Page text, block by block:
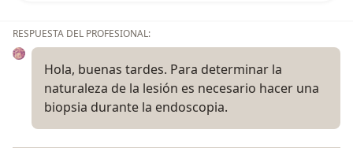
RESPUESTA DEL PROFESIONAL:
Hola, buenas tardes. Para determinar la
naturaleza de la lesión es necesario hacer una
biopsia durante la endoscopia.